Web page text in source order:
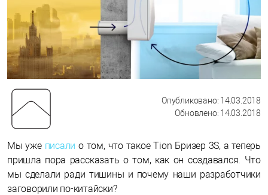
Опубликовано: 14.03.2018
Обновлено: 14.03.2018
Мы уже писали о том, что такое Tion Бризер 3S, а теперь
пришла пора рассказать о том, как он создавался. Что
мы сделали ради тишины и почему наши разработчики
заговорили по-китайски?